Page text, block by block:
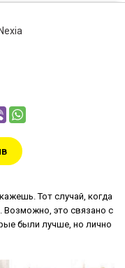
Тот случай, когда
Возможно, это связано с
были лучше, но лично